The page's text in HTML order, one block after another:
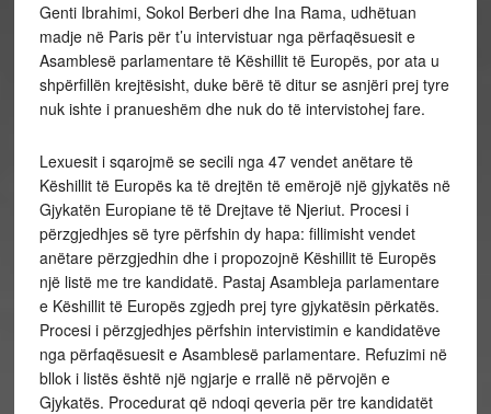
Genti Ibrahimi, Sokol Berberi dhe Ina Rama, udhëtuan
madje në Paris për t’u intervistuar nga përfaqësuesit e
Asamblesë parlamentare të Këshillit të Europës, por ata u
shpërfillën krejtësisht, duke bërë të ditur se asnjëri prej tyre
nuk ishte i pranueshëm dhe nuk do të intervistohej fare.
Lexuesit i sqarojmë se secili nga 47 vendet anëtare të
Këshillit të Europës ka të drejtën të emërojë një gjykatës në
Gjykatën Europiane të të Drejtave të Njeriut. Procesi i
përzgjedhjes së tyre përfshin dy hapa: fillimisht vendet
anëtare përzgjedhin dhe i propozojnë Këshillit të Europës
një listë me tre kandidatë. Pastaj Asambleja parlamentare
e Këshillit të Europës zgjedh prej tyre gjykatësin përkatës.
Procesi i përzgjedhjes përfshin intervistimin e kandidatëve
nga përfaqësuesit e Asamblesë parlamentare. Refuzimi në
bllok i listës është një ngjarje e rrallë në përvojën e
Gjykatës. Procedurat që ndoqi qeveria për tre kandidatët